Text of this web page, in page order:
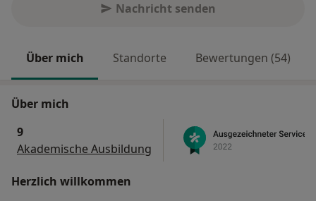
Nachricht senden
Über mich Standorte Bewertungen (54)
Über mich
9
Akademische Ausbildung
Herzlich willkommen